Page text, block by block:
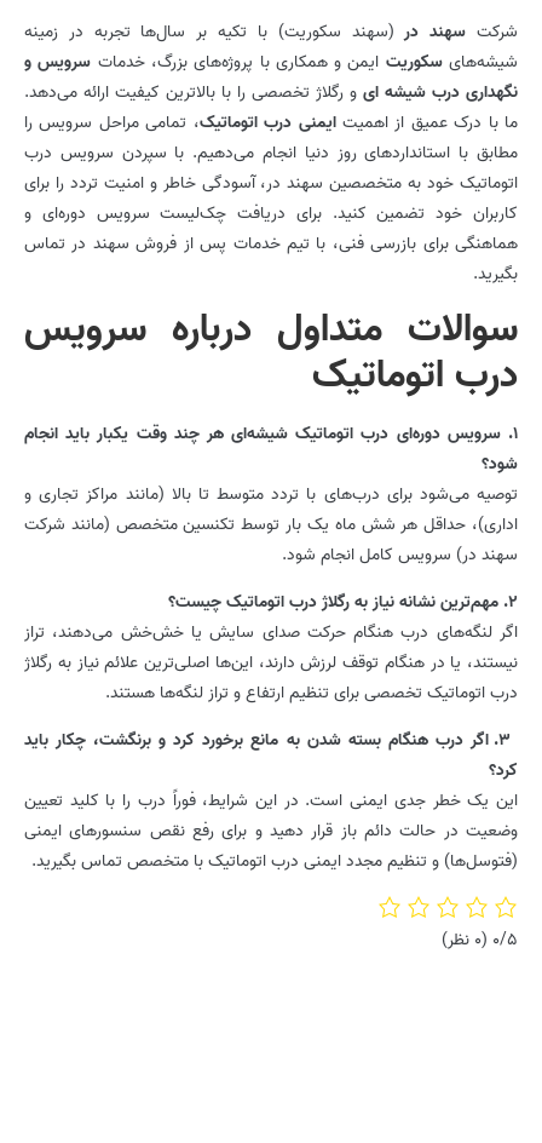
شرکت سهند در(سهند سکوریت) با تکیه بر سال‌ها تجربه در زمینه
شیشه‌هایسکوریت ایمن و همکاری با پروژه‌های بزرگ، خدمات سرویس و
نگهداری درب شیشه ای و رگلاژ تخصصی را با بالاترین کیفیت ارائه می‌دهد.
ما با درک عمیق از اهمیتایمنی درب اتوماتیک، تمامی مراحل سرویس را
مطابق با استانداردهای روز دنیا انجام می‌دهیم. با سپردن سرویس درب
اتوماتیک خود به متخصصین سهند در، آسودگی خاطر و امنیت تردد را برای
کاربران خود تضمین کنید. برای دریافت چک‌لیست سرویس دوره‌ای و
هماهنگی برای بازرسی فنی، با تیم خدمات پس از فروش سهند در تماس
بگیرید.
سوالات متداول درباره سرویس
درب اتوماتیک
1. سرویس دوره‌ای درب اتوماتیک شیشه‌ای هر چند وقت یکبار باید انجام
شود؟
توصیه می‌شود برای درب‌های با تردد متوسط تا بالا (مانند مراکز تجاری و
اداری)، حداقل هر شش ماه یک بار توسط تکنسین متخصص (مانند شرکت
سهند در) سرویس کامل انجام شود.
2. مهم‌ترین نشانه نیاز به رگلاژ درب اتوماتیک چیست؟
اگر لنگه‌های درب هنگام حرکت صدای سایش یا خش‌خش می‌دهند، تراز
نیستند، یا در هنگام توقف لرزش دارند، این‌ها اصلی‌ترین علائم نیاز به رگلاژ
درب اتوماتیک تخصصی برای تنظیم ارتفاع و تراز لنگه‌ها هستند.
3. اگر درب هنگام بسته شدن به مانع برخورد کرد و برنگشت، چکار باید
کرد؟
این یک خطر جدی ایمنی است. در این شرایط، فوراً درب را با کلید تعیین
وضعیت در حالت دائم باز قرار دهید و برای رفع نقص سنسورهای ایمنی
(فتوسل‌ها) و تنظیم مجدد ایمنی درب اتوماتیک با متخصص تماس بگیرید.
0/5 (0 نظر)